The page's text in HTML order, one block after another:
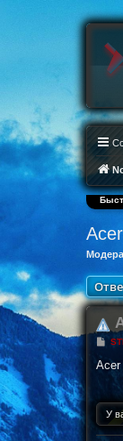
С
о
щ
н
и
е
Acer
У